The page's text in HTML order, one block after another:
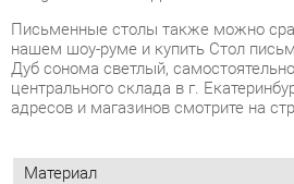
Материал
Цвет
Ширина, мм
Высота, мм